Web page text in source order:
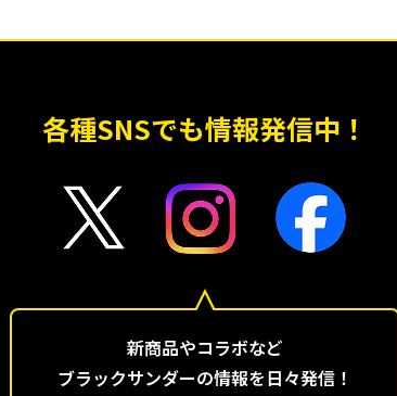
各種SNSでも情報発信中！
新商品やコラボなど
ブラックサンダーの情報を日々発信！